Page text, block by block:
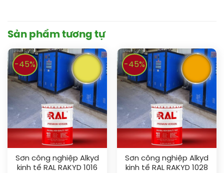
Sản phẩm tương tự
-45%
Sơn công nghiệp Alkyd
kinh tế RAL RAKYD 1016
-45%
Sơn công nghiệp Alkyd
kinh tế RAL RAKYD 1028